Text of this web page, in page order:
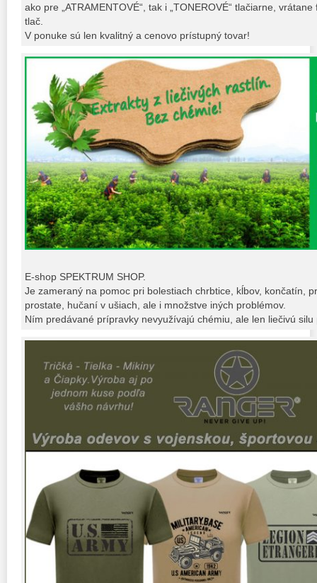
ako pre „ATRAMENTOVÉ“, tak i „TONEROVÉ“ tlačiarne,
tlač.
V ponuke sú len kvalitný a cenovo prístupný tovar!
E-shop SPEKTRUM SHOP.
Je zameraný na pomoc pri bolestiach chrbtice, kĺbov, končatín,
prostate, hučaní v ušiach, ale i množstve iných problémov.
Ním predávané prípravky nevyužívajú chémiu, ale len liečivú